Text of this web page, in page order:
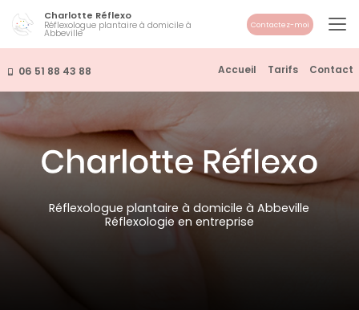
contenu
principal
06 51 88 43 88 Accueil Tarifs Contact
Charlotte Réflexo
Réflexologue plantaire à domicile à
Abbeville
Contactez-moi
Réflexologue plantaire à domicile à Abbeville
Réflexologie en entreprise